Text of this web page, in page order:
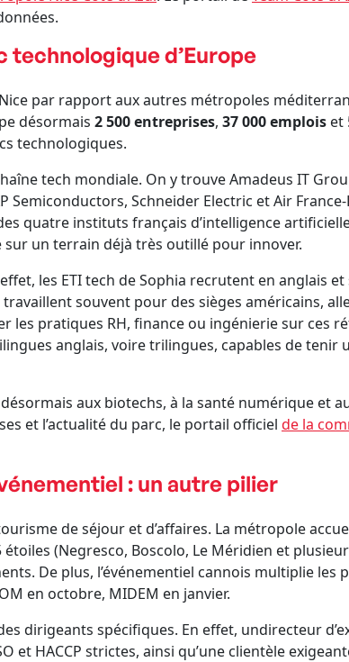
d’Europe
par rapport aux autres métropoles
désormais 2 500 entreprises, 37 000 emplois et
technologiques.
tech mondiale. On y trouve Amadeus IT
Semiconductors, Schneider Electric et Air
quatre instituts français d’intelligence
un terrain déjà très outillé pour innover.
les ETI tech de Sophia recrutent en anglais
souvent pour des sièges américains,
les pratiques RH, finance ou ingénierie sur ces
anglais, voire trilingues, capables de tenir
aux biotechs, à la santé numérique et
et l’actualité du parc, le portail officiel de la
: un autre pilier
de séjour et d’affaires. La métropole
étoiles (Negresco, Boscolo, Le Méridien et
De plus, l’événementiel cannois multiplie les
en octobre, MIDEM en janvier.
dirigeants spécifiques. En effet, undirecteur
et HACCP strictes, ainsi qu’une clientèle